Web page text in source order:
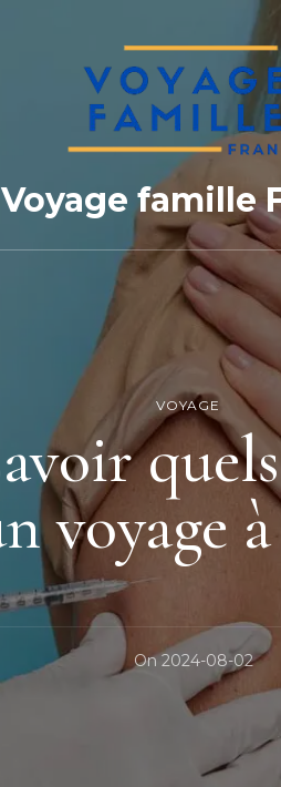
Voyage famille
VOYAGE
voyage à
On2024-08-02